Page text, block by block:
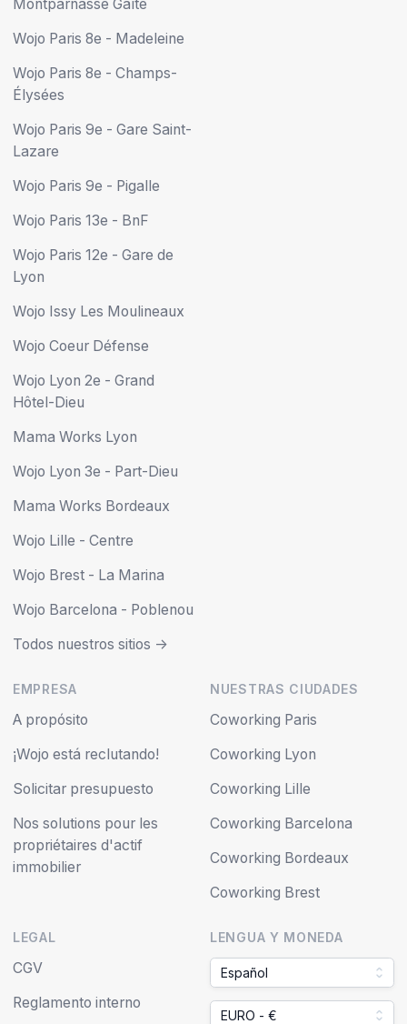
Montparnasse Gaîté
Wojo Paris 8e - Madeleine
Wojo Paris 8e - Champs-
Élysées
Wojo Paris 9e - Gare Saint-
Lazare
Wojo Paris 9e - Pigalle
Wojo Paris 13e - BnF
Wojo Paris 12e - Gare de
Lyon
Wojo Issy Les Moulineaux
Wojo Coeur Défense
Wojo Lyon 2e - Grand
Hôtel-Dieu
Mama Works Lyon
Wojo Lyon 3e - Part-Dieu
Mama Works Bordeaux
Wojo Lille - Centre
Wojo Brest - La Marina
Wojo Barcelona - Poblenou
Todos nuestros sitios ->
EMPRESA
A propósito
¡Wojo está reclutando!
Solicitar presupuesto
Nos solutions pour les
propriétaires d'actif
immobilier
NUESTRAS CIUDADES
Coworking Paris
Coworking Lyon
Coworking Lille
Coworking Barcelona
Coworking Bordeaux
Coworking Brest
LEGAL
CGV
Reglamento interno
LENGUA Y MONEDA
Español
EURO - €